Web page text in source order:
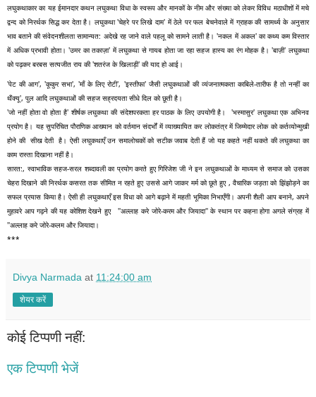
लघुकथाकार का यह ईमानदार कथन लघुकथा विधा के स्वरूप और मानकों के नीम और संख्या को लेकर विविध मठाधीशों में मचे
द्वन्द को निरर्थक सिद्ध कर देता है। लघुकथा 'चेहरे पर लिखे दाम' में ठेले पर फल बेचनेवाले में ग्राहक की सामर्थ्य के अनुसार
भाव बताने की संवेदनशीलता सामान्यत: अदेखे रह जाने वाले पहलू को सामने लाती है। 'नकल में अकल' का कथ्य कम विस्तार
में अधिक प्रभावी होता। 'उमर का तकाज़ा' में लघुकथा से गायब होता जा रहा सहज हास्य का रंग मोहक है। 'बाज़ी' लघुकथा
को पढ़कर बरबस सत्यजीत राय की 'शतरंज के खिलाड़ी' की याद हो आई।
'पेट की आग', 'कूकुर सभा', 'माँ के लिए रोटी', 'इस्तीफा' जैसी लघुकथाओं की व्यंजनात्मकता काबिले-तारीफ है तो नन्हीं का
थैंक्यू', पुल आदि लघुकथाओं की सहज सह्रदयता सीधे दिल को छूती है।
'जो नहीं होता वो होता है' शीर्षक लघुकथा की संदेशपरकता हर पाठक के लिए उपयोगी है।  'भस्मासुर' लघुकथा एक अभिनव
प्रयोग है। यह सुपरिचित पौराणिक आख्यान को वर्तमान संदर्भों में व्याख्यायित कर लोकतंत्र में जिम्मेदार लोक को कर्तव्योन्मुखी
होने की  सीख देती  है। ऐसी लघुकथाएँ उन समालोचकों को सटीक जवाब देती हैं जो यह कहते नहीं थकते की लघुकथा का
काम रास्ता दिखाना नहीं है।
सारत:, स्वाभाविक सहज-सरल शब्दावली का प्रयोग करते हुए गिरिजेश जी ने इन लघुकथाओं के माध्यम से समाज को उसका
चेहरा दिखाने की निरर्थक कसरत तक सीमित न रहते हुए उससे आगे जाकर मर्म को छूते हुए , वैचारिक जड़ता को झिंझोड़ने का
सफल प्रयास किया है। ऐसी ही लघुकथाएँ इस विधा को आगे बढ़ाने में महती भूमिका निभाएँगी। अपनी शैली आप बनाने, अपने
मुहावरे आप गढ़ने की यह कोशिश देखने हुए   ''अल्लाह करे जोरे-करम और जियादा'' के स्थान पर कहना होगा अगले संग्रह में
''अल्लाह करे जोरे-कलम और जियादा।
***
Divya Narmada at 11:24:00 am
शेयर करें
कोई टिप्पणी नहीं:
एक टिप्पणी भेजें